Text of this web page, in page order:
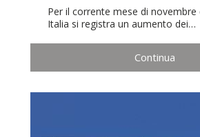
Per il corrente mese di novembre
Italia si registra un aumento dei…
Continua